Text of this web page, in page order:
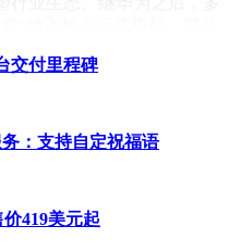
品迭代的重要参考。这种
验导向的深层转型，数据
交付里程碑
：支持自定祝福语
419美元起